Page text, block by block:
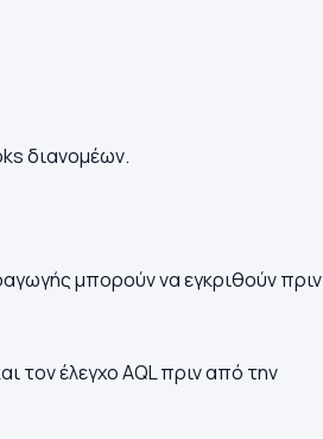
διανομέων.
μπορούν να εγκριθούν πριν
τον έλεγχο AQL πριν από την